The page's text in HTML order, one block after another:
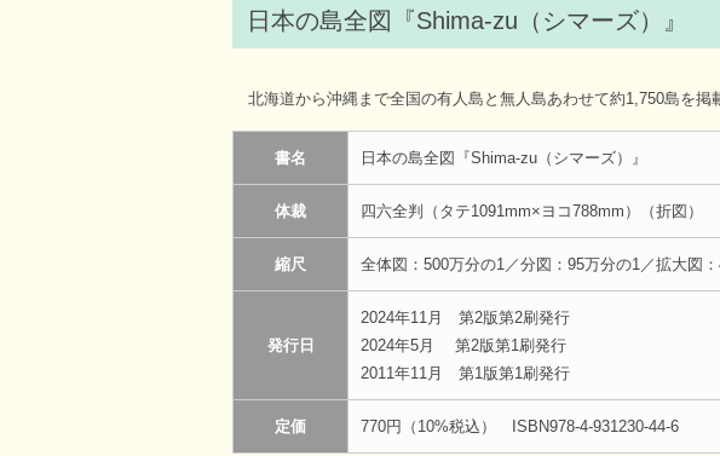
日本の島全図『Shima-zu（シマーズ）』
北海道から沖縄まで全国の有人島と無人島あわせて約1,750島を掲
書名 日本の島全図『Shima-zu（シマーズ）』
体裁 四六全判（タテ1091mm×ヨコ788mm）（折図）
縮尺 全体図：500万分の1／分図：95万分の1／拡大図
発行日
2024年11月 第2版第2刷発行
2024年5月 第2版第1刷発行
2011年11月 第1版第1刷発行
定価 770円（10%税込） ISBN978-4-931230-44-6